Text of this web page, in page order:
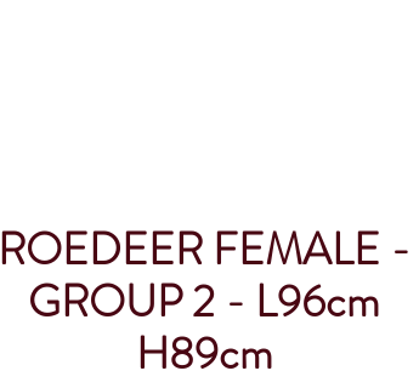
ROEDEER FEMALE -
GROUP 2 - L96cm
H89cm